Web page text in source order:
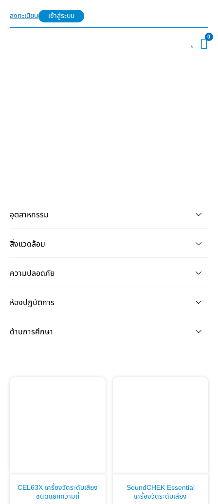
ลงทะเบียน เข้าสู่ระบบ
0
อุตสาหกรรม
สิ่งแวดล้อม
ความปลอดภัย
ห้องปฏิบัติการ
ด้านการศึกษา
CEL63X เครื่องวัดระดับเสียง
ชนิดแยกความถี่
SoundCHEK Essential
เครื่องวัดระดับเสียง